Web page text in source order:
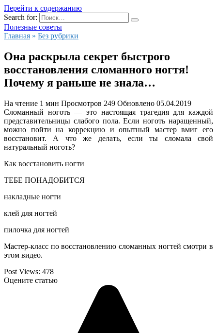
Перейти к содержанию
Search for:
Полезные советы
Главная » Без рубрики
Она раскрыла секрет быстрого
восстановления сломанного ногтя!
Почему я раньше не знала…
На чтение 1 мин Просмотров 249 Обновлено 05.04.2019
Сломанный ноготь — это настоящая трагедия для каждой
представительницы слабого пола. Если ноготь наращенный,
можно пойти на коррекцию и опытный мастер вмиг его
восстановит. А что же делать, если ты сломала свой
натуральный ноготь?
Как восстановить ногти
ТЕБЕ ПОНАДОБИТСЯ
накладные ногти
клей для ногтей
пилочка для ногтей
Мастер-класс по восстановлению сломанных ногтей смотри в
этом видео.
Post Views: 478
Оцените статью